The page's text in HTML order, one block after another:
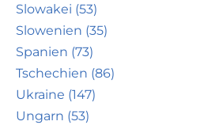
Slowakei (53)
Slowenien (35)
Spanien (73)
Tschechien (86)
Ukraine (147)
Ungarn (53)